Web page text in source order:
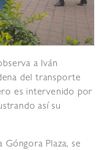
a Iván
del transporte
es intervenido por
así su
Góngora Plaza, se